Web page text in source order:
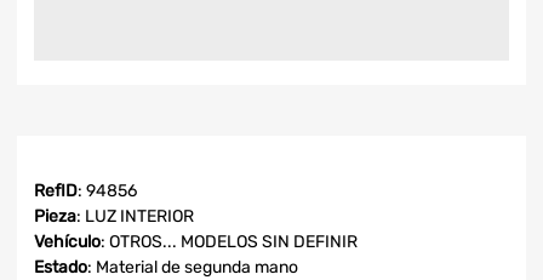
RefID: 94856
Pieza: LUZ INTERIOR
Vehículo: OTROS... MODELOS SIN DEFINIR
Estado: Material de segunda mano